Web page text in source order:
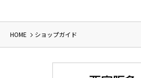
HOME ショップガイド